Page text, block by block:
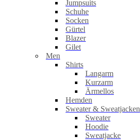
Jumpsuits
Schuhe
Socken
Gürtel
Blazer
Gilet
Men
Shirts
Langarm
Kurzarm
Ärmellos
Hemden
Sweater & Sweatjacken
Sweater
Hoodie
Sweatjacke